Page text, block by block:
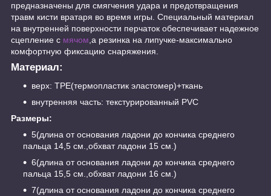
предназначены для смягчения удара и предотвращения
травм кисти вратаря во время игры. Специальный материал
на внутренней поверхности перчаток обеспечивает надежное
сцепление с мячом,а резинка на липучке-максимально
комфортную фиксацию снаряжения.
Материал:
верх: TPE(термопластик эластомер)+ткань
внутренняя часть: текстурированный PVC
Размеры:
5(длина от основания ладони до кончика среднего
пальца 14,5 см.,обхват ладони 15 см.)
6(длина от основания ладони до кончика среднего
пальца 15,5 см.,обхват ладони 16 см.)
7(длина от основания ладони до кончика среднего